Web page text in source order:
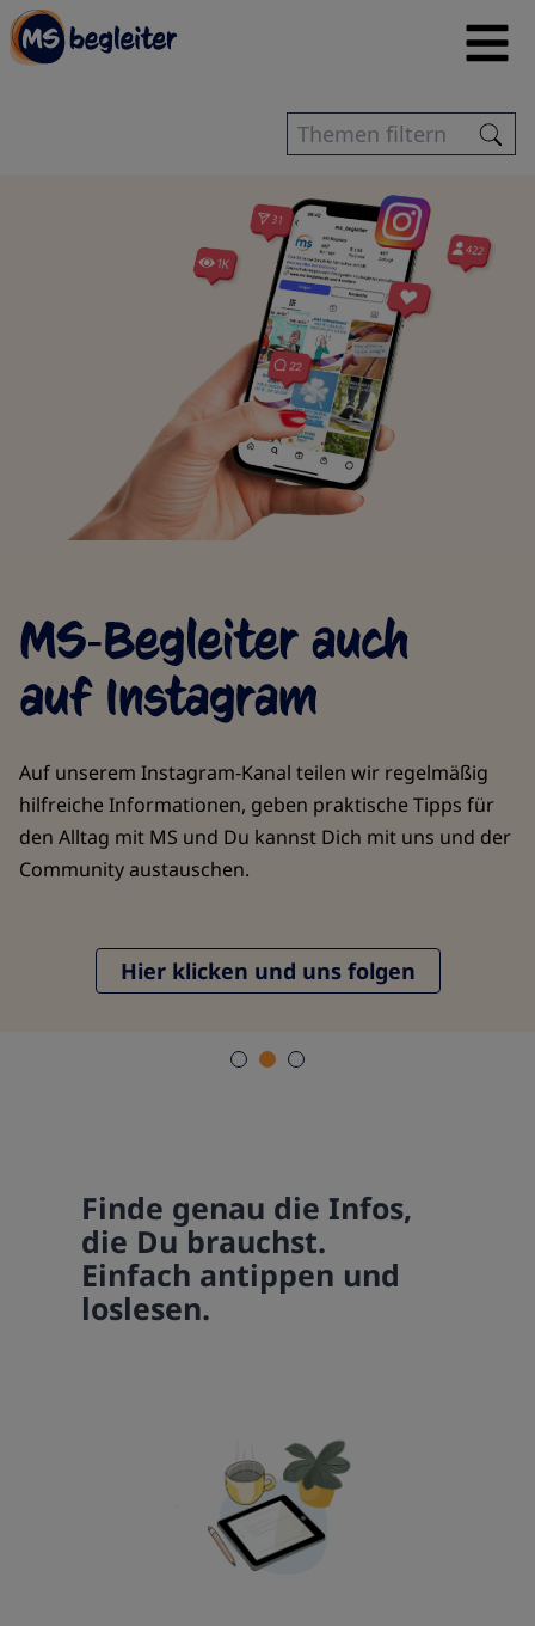
Auf unserem Instagram‐Kanal teilen wir regelmäßig
hilfreiche Informationen, geben praktische Tipps für
den Alltag mit MS und Du kannst Dich mit uns und der
Community austauschen.
Hier klicken und uns folgen
Finde genau die Infos,
die Du brauchst.
Einfach antippen und
loslesen.